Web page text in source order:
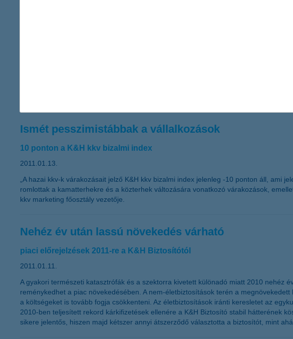
A K&H ismét rangos elismerésben részesült. Ezúttal a neves nemzetközi magazin,
Ismét pesszimistábbak a vállalkozások
10 ponton a K&H kkv bizalmi index
2011.01.13.
„A hazai kkv-k várakozásait jelző K&H kkv bizalmi index jelenleg -10 ponton áll, ami
romlottak a kamatterhekre és a közterhek változására vonatkozó várakozások,
kkv marketing főosztály vezetője.
Nehéz év után lassú növekedés várható
piaci előrejelzések 2011-re a K&H Biztosítótól
2011.01.11.
A gyakori természeti katasztrófák és a szektorra kivetett különadó miatt 2010 nehéz
reménykedhet a piac növekedésében. A nem-életbiztosítások terén a
a költségeket is tovább fogja csökkenteni. Az életbiztosítások iránti keresletet az
2010-ben teljesített rekord kárkifizetések ellenére a K&H Biztosító stabil hátterének
sikere jelentős, hiszen majd kétszer annyi átszerződő választotta a biztosítót, mint